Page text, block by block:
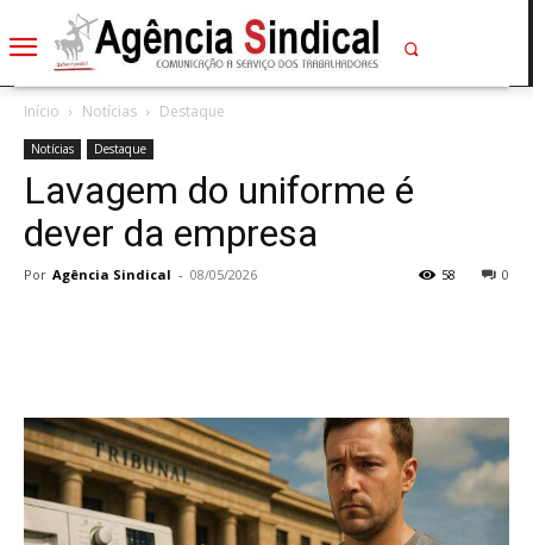
Início Notícias Destaque
Notícias Destaque
Lavagem do uniforme é
dever da empresa
Por Agência Sindical - 08/05/2026 0
58